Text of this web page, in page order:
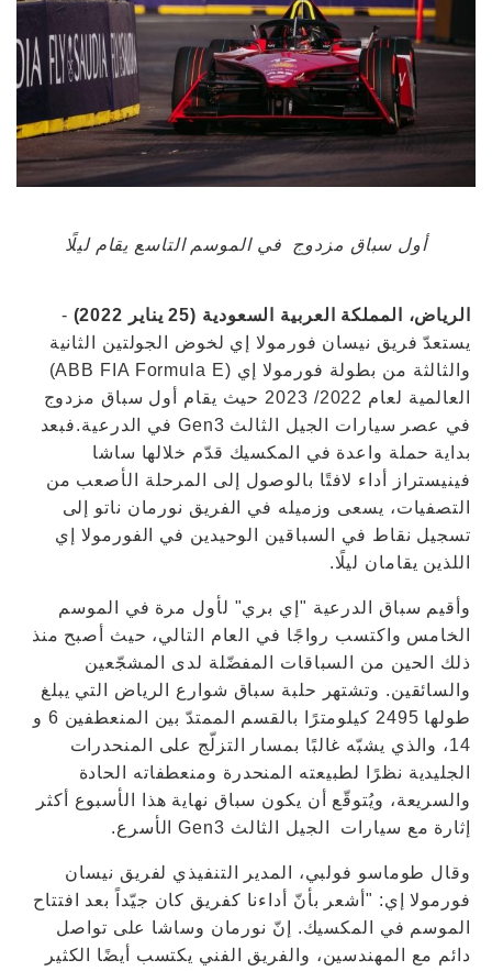
أول سباق مزدوج في الموسم التاسع يقام ليلًا
الرياض، المملكة العربية السعودية (25 يناير 2022)
-
يستعدّ فريق نيسان فورمولا إي لخوض الجولتين الثانية
والثالثة من بطولة فورمولا إي (ABB FIA Formula E)
العالمية لعام 2022/ 2023 حيث يقام أول سباق مزدوج
في عصر سيارات الجيل الثالث Gen3 في الدرعية.فبعد
بداية حملة واعدة في المكسيك قدّم خلالها ساشا
فينيستراز أداء لافتًا بالوصول إلى المرحلة الأصعب من
التصفيات، يسعى وزميله في الفريق نورمان ناتو إلى
تسجيل نقاط في السباقين الوحيدين في الفورمولا إي
اللذين يقامان ليلًا.
وأقيم سباق الدرعية "إي بري" لأول مرة في الموسم
الخامس واكتسب رواجًا في العام التالي، حيث أصبح منذ
ذلك الحين من السباقات المفضّلة لدى المشجّعين
والسائقين. وتشتهر حلبة سباق شوارع الرياض التي يبلغ
طولها 2495 كيلومترًا بالقسم الممتدّ بين المنعطفين 6 و
14، والذي يشبّه غالبًا بمسار التزلّج على المنحدرات
الجليدية نظرًا لطبيعته المنحدرة ومنعطفاته الحادة
والسريعة، ويُتوقّع أن يكون سباق نهاية هذا الأسبوع أكثر
إثارة مع سيارات الجيل الثالث Gen3 الأسرع.
وقال طوماسو فولبي، المدير التنفيذي لفريق نيسان
فورمولا إي: "أشعر بأنّ أداءنا كفريق كان جيّداً بعد افتتاح
الموسم في المكسيك. إنّ نورمان وساشا على تواصل
دائم مع المهندسين، والفريق الفني يكتسب أيضًا الكثير